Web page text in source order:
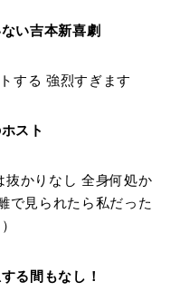
い吉本新喜劇
する 強烈すぎます
スト
抜かりなし 全身何処か
で見られたら私だった
る間もなし！